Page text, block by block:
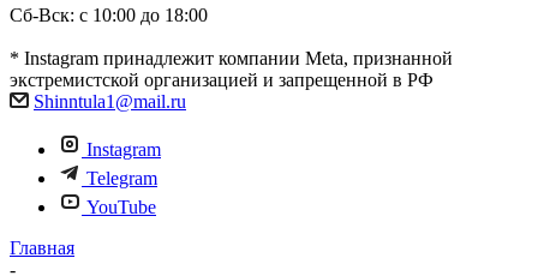
Сб-Вск: с 10:00 до 18:00
* Instagram принадлежит компании Meta, признанной
экстремистской организацией и запрещенной в РФ
Shinntula1@mail.ru
Instagram
Telegram
YouTube
Главная
-